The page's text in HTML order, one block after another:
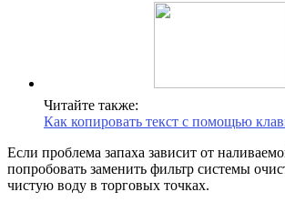
Читайте также:
Как копировать текст с помощью
Если проблема запаха зависит от
попробовать заменить фильтр системы
чистую воду в торговых точках.